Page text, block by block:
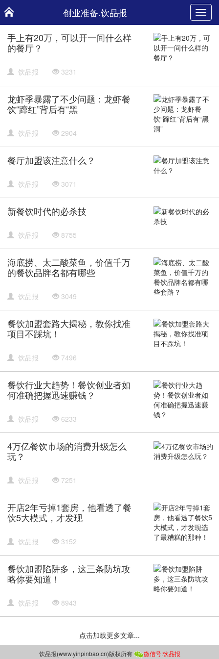
创业准备.饮品报
手上有20万，可以开一间什么样
的餐厅？
饮品报 3231
龙虾季暴露了不少问题：龙虾餐
饮“蹿红”背后有“黑
饮品报 2904
餐厅加盟该注意什么？
饮品报 3071
新餐饮时代的必杀技
饮品报 8755
海底捞、太二酸菜鱼，价值千万
的餐饮品牌名都有哪些
饮品报 3049
餐饮加盟套路大揭秘，教你找准
项目不踩坑！
饮品报 7496
餐饮行业大趋势！餐饮创业者如
何准确把握迅速赚钱？
饮品报 6233
4万亿餐饮市场的消费升级怎么
玩？
饮品报 7251
开店2年亏掉1套房，他看透了餐
饮5大模式，才发现
饮品报 3152
餐饮加盟陷阱多，这三条防坑攻
略你要知道！
饮品报 8943
点击加载更多文章...
饮品报(www.yinpinbao.cn)版权所有 微信号:饮品报